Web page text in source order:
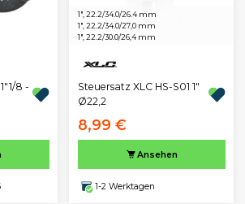
8 -
1", 22.2/34.0/26.4 mm
1", 22.2/34.0/27,0 mm
1", 22.2/30.0/26,4 mm
Steuersatz XLC HS-S01 1"
Ø22,2
8,99 €
Ansehen
1-2 Werktagen